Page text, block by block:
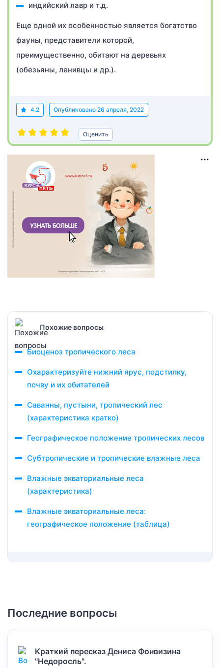
индийский лавр и т.д.
Еще одной их особенностью является богатство
фауны, представители которой,
преимущественно, обитают на деревьях
(обезьяны, ленивцы и др.).
4.2 Опубликовано 26 апреля, 2022
Оценить
Похожие вопросы
Биоценоз тропического леса
Охарактеризуйте нижний ярус, подстилку,
почву и их обитателей
Саванны, пустыни, тропический лес
(характеристика кратко)
Географическое положение тропических лесов
Субтропические и тропические влажные леса
Влажные экваториальные леса
(характеристика)
Влажные экваториальные леса:
географическое положение (таблица)
Последние вопросы
Краткий пересказ Дениса Фонвизина
"Недоросль".